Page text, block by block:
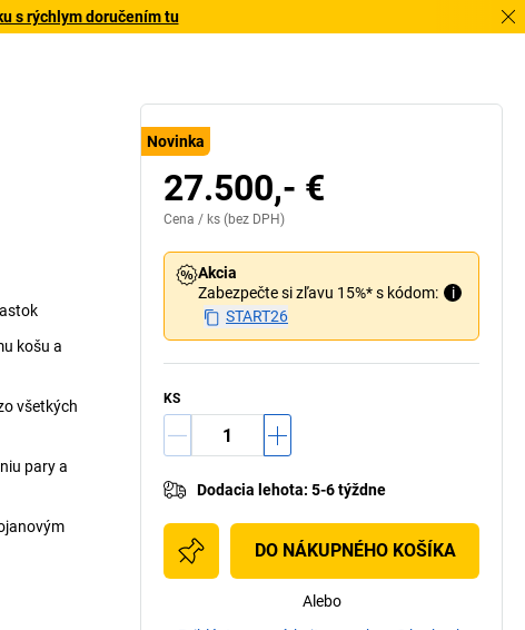
s rýchlym doručením tu
košu a
všetkých
pary a
Novinka
27.500,- €
Cena / ks (bez DPH)
Akcia
Zabezpečte si zľavu 15%* s kódom:
i
START26
KS
Dodacia lehota: 5-6 týždne
DO NÁKUPNÉHO KOŠÍKA
Alebo